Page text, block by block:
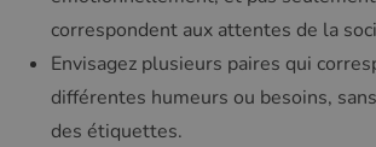
correspondent aux attentes de la
Envisagez plusieurs paires qui
différentes humeurs ou besoins,
des étiquettes.